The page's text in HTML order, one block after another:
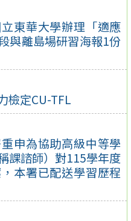
東華大學辦理「適應
與離島場研習海報1份
檢定CU-TFL
申為協助高級中等學
課諮師）對115學年度
本署已配送學習歷程